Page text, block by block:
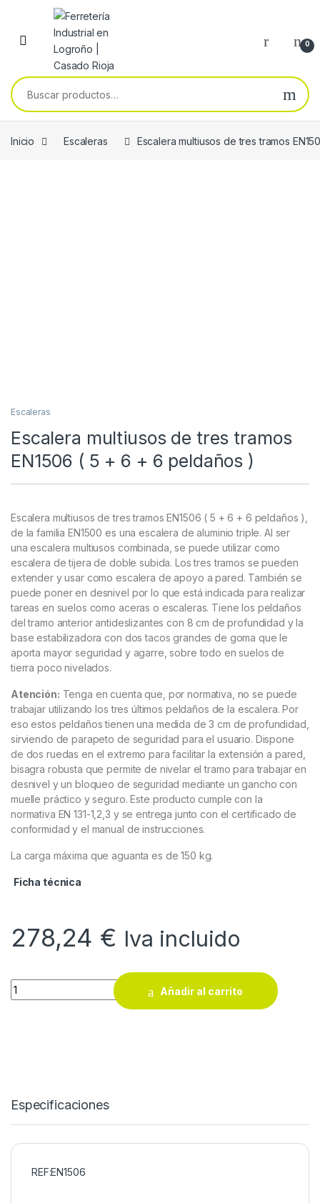
Skip to navigation
Skip to content
0
Buscar por:
Inicio Escaleras Escalera multiusos de tres tramos
Escaleras
Escalera multiusos de tres tramos
EN1506 ( 5 + 6 + 6 peldaños )
Escalera multiusos de tres tramos EN1506 ( 5 + 6 + 6 peldaños ),
de la familia EN1500 es una escalera de aluminio triple. Al ser
una escalera multiusos combinada, se puede utilizar como
escalera de tijera de doble subida. Los tres tramos se pueden
extender y usar como escalera de apoyo a pared. También se
puede poner en desnivel por lo que está indicada para realizar
tareas en suelos como aceras o escaleras. Tiene los peldaños
del tramo anterior antideslizantes con 8 cm de profundidad y la
base estabilizadora con dos tacos grandes de goma que le
aporta mayor seguridad y agarre, sobre todo en suelos de
tierra poco nivelados.
Atención: Tenga en cuenta que, por normativa, no se puede
trabajar utilizando los tres últimos peldaños de la escalera. Por
eso estos peldaños tienen una medida de 3 cm de profundidad,
sirviendo de parapeto de seguridad para el usuario. Dispone
de dos ruedas en el extremo para facilitar la extensión a pared,
bisagra robusta que permite de nivelar el tramo para trabajar en
desnivel y un bloqueo de seguridad mediante un gancho con
muelle práctico y seguro. Este producto cumple con la
normativa EN 131-1,2,3 y se entrega junto con el certificado de
conformidad y el manual de instrucciones.
La carga máxima que aguanta es de 150 kg.
Ficha técnica
278,24 € Iva incluido
Escalera multiusos de tres tramos EN1506 ( 5 + 6 + 6
Añadir al carrito
Especificaciones
REF:EN1506